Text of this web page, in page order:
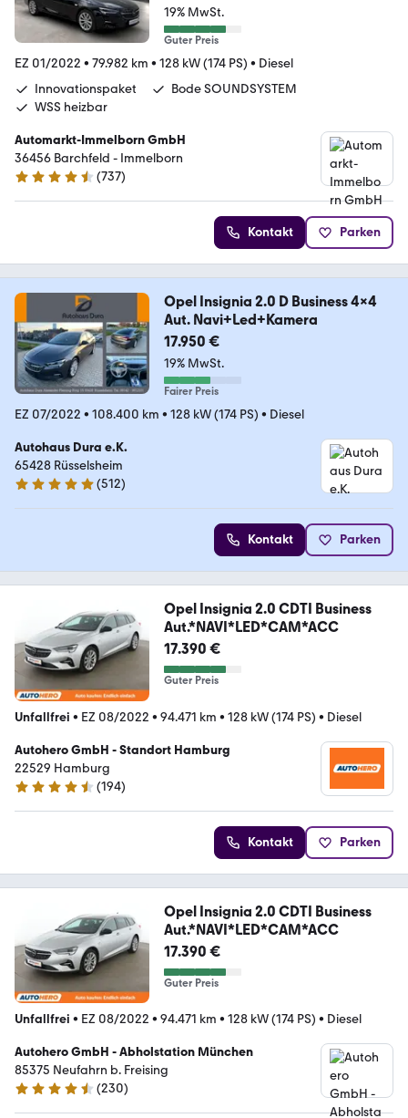
19% MwSt.
Guter Preis
EZ 01/2022 • 79.982 km • 128 kW (174 PS) • Diesel
Innovationspaket
Bode SOUNDSYSTEM
WSS heizbar
Automarkt-Immelborn GmbH
36456 Barchfeld - Immelborn
4.4 Sterne
(737)
Kontakt Parken
Opel Insignia 2.0 D Business 4x4
Aut. Navi+Led+Kamera
17.950 €
19% MwSt.
Fairer Preis
EZ 07/2022 • 108.400 km • 128 kW (174 PS) • Diesel
Autohaus Dura e.K.
65428 Rüsselsheim
4.8 Sterne
(512)
Kontakt Parken
Opel Insignia 2.0 CDTI Business
Aut.*NAVI*LED*CAM*ACC
17.390 €
Guter Preis
Unfallfrei • EZ 08/2022 • 94.471 km • 128 kW (174 PS) • Diesel
Autohero GmbH - Standort Hamburg
22529 Hamburg
4.6 Sterne
(194)
Kontakt Parken
Opel Insignia 2.0 CDTI Business
Aut.*NAVI*LED*CAM*ACC
17.390 €
Guter Preis
Unfallfrei • EZ 08/2022 • 94.471 km • 128 kW (174 PS) • Diesel
Autohero GmbH - Abholstation München
85375 Neufahrn b. Freising
4.4 Sterne
(230)